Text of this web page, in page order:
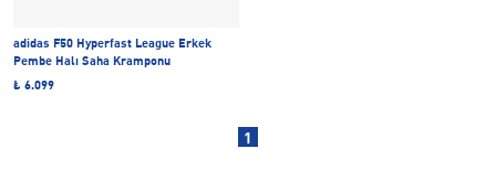
adidas F50 Hyperfast League Erkek
Pembe Halı Saha Kramponu
₺ 6.099
1